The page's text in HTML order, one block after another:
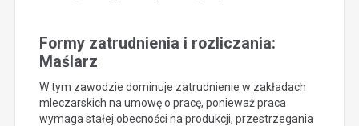
Formy zatrudnienia i rozliczania:
Maślarz
W tym zawodzie dominuje zatrudnienie w zakładach
mleczarskich na umowę o pracę, ponieważ praca
wymaga stałej obecności na produkcji, przestrzegania